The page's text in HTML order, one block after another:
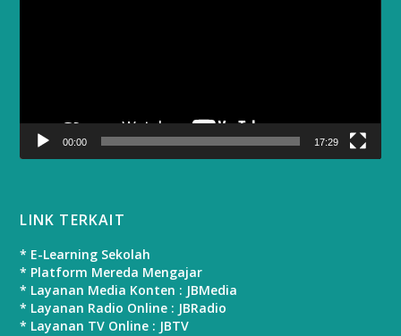
00:00 17:29
LINK TERKAIT
* E-Learning Sekolah
* Platform Mereda Mengajar
* Layanan Media Konten : JBMedia
* Layanan Radio Online : JBRadio
* Layanan TV Online : JBTV